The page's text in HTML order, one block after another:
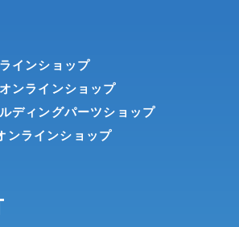
インショップ
ンラインショップ
ディングパーツショップ
ンラインショップ